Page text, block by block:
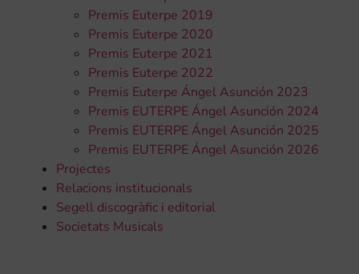
Premis Euterpe 2019
Premis Euterpe 2020
Premis Euterpe 2021
Premis Euterpe 2022
Premis Euterpe Ángel Asunción 2023
Premis EUTERPE Ángel Asunción 2024
Premis EUTERPE Ángel Asunción 2025
Premis EUTERPE Ángel Asunción 2026
Projectes
Relacions institucionals
Segell discogràfic i editorial
Societats Musicals